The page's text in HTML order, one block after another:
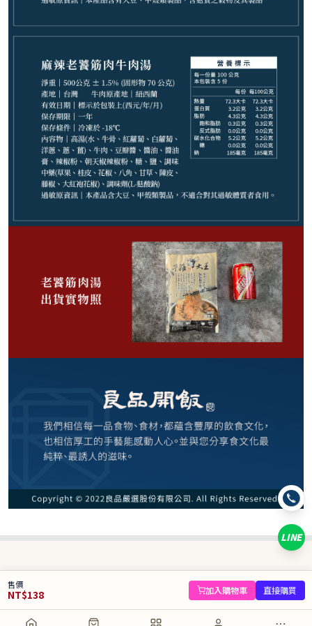
售價
NT$138 加入購物車 直接購買
NT$ 138NT$ 210
紅燒 麻辣 清燉 烏龍麵*1 陽春麵*1
− +
加入購物車 直接購買
LINE